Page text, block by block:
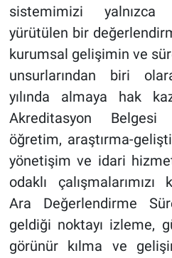
sistemimizi
yürütülen bir
kurumsal gelişimin ve
unsurlarından biri
yılında almaya hak
Akreditasyon Belgesi
öğretim, araştırma-
yönetişim ve idari
odaklı çalışmalarımızı
Ara Değerlendirme
geldiği noktayı izleme,
görünür kılma ve